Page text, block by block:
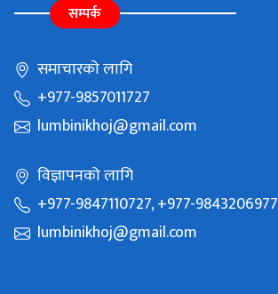
सम्पर्क
समाचारको लागि
+977-9857011727
lumbinikhoj@gmail.com
विज्ञापनको लागि
+977-9847110727, +977-9843206977
lumbinikhoj@gmail.com